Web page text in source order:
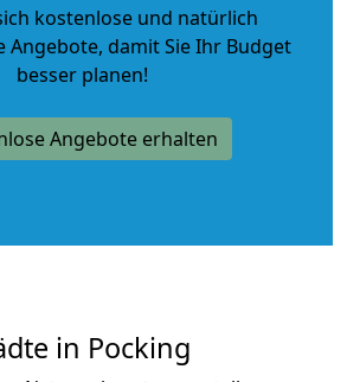
kostenlose und natürlich
Angebote, damit Sie Ihr Budget
besser planen!
Angebote erhalten
in Pocking